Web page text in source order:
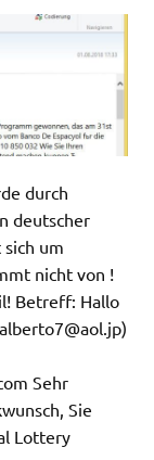
durch
deutscher
um
nicht von !
Betreff: Hallo
)
Sehr
Sie
Lottery